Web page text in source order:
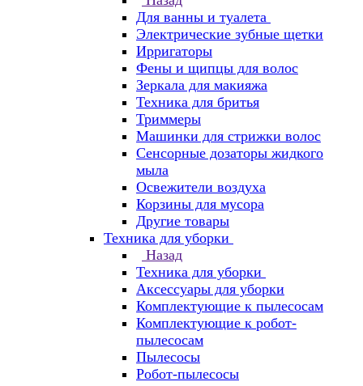
Для ванны и туалета
Электрические зубные щетки
Ирригаторы
Фены и щипцы для волос
Зеркала для макияжа
Техника для бритья
Триммеры
Машинки для стрижки волос
Сенсорные дозаторы жидкого
мыла
Освежители воздуха
Корзины для мусора
Другие товары
Техника для уборки
Назад
Техника для уборки
Аксессуары для уборки
Комплектующие к пылесосам
Комплектующие к робот-
пылесосам
Пылесосы
Робот-пылесосы